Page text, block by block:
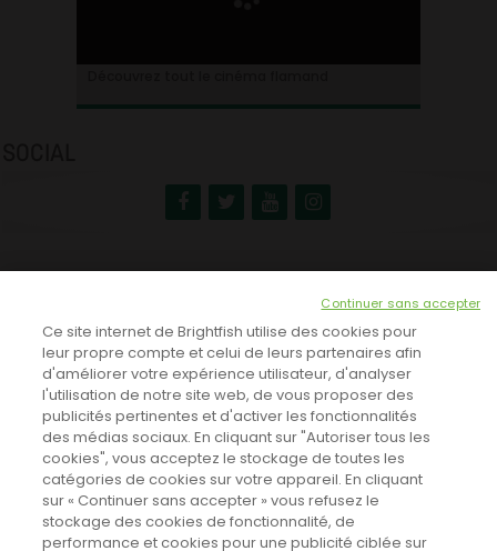
NEWSLETTER
TOUTES LES NEWS
CINEVOX SUR FACEBOOK
Ce site internet de Brightfish utilise des cookies pour
leur propre compte et celui de leurs partenaires afin
d'améliorer votre expérience utilisateur, d'analyser
l'utilisation de notre site web, de vous proposer des
publicités pertinentes et d'activer les fonctionnalités
des médias sociaux. En cliquant sur "Autoriser tous les
cookies", vous acceptez le stockage de toutes les
catégories de cookies sur votre appareil. En cliquant
sur « Continuer sans accepter » vous refusez le
stockage des cookies de fonctionnalité, de
performance et cookies pour une publicité ciblée sur
Continuer sans accepter